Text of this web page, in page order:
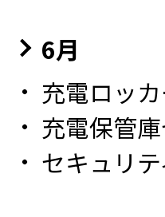
6月
充電ロッ
充電保管
セキュリ